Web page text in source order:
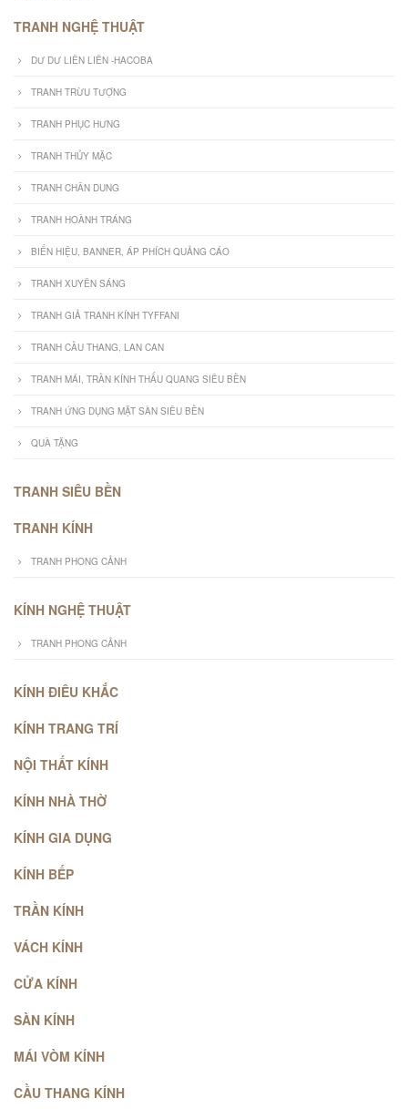
TRANH NGHỆ THUẬT
DƯ DƯ LIÊN LIÊN -HACOBA
TRANH TRỪU TƯỢNG
TRANH PHỤC HƯNG
TRANH THỦY MẶC
TRANH CHÂN DUNG
TRANH HOÀNH TRÁNG
BIỂN HIỆU, BANNER, ÁP PHÍCH QUẢNG CÁO
TRANH XUYÊN SÁNG
TRANH GIẢ TRANH KÍNH TYFFANI
TRANH CẦU THANG, LAN CAN
TRANH MÁI, TRẦN KÍNH THẤU QUANG SIÊU BỀN
TRANH ỨNG DỤNG MẶT SÀN SIÊU BỀN
QUÀ TẶNG
TRANH SIÊU BỀN
TRANH KÍNH
TRANH PHONG CẢNH
KÍNH NGHỆ THUẬT
TRANH PHONG CẢNH
KÍNH ĐIÊU KHẮC
KÍNH TRANG TRÍ
NỘI THẤT KÍNH
KÍNH NHÀ THỜ
KÍNH GIA DỤNG
KÍNH BẾP
TRẦN KÍNH
VÁCH KÍNH
CỬA KÍNH
SÀN KÍNH
MÁI VÒM KÍNH
CẦU THANG KÍNH